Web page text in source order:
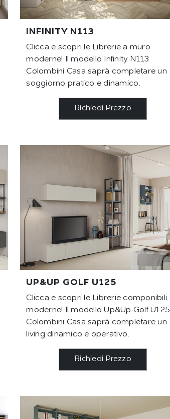
INFINITY N113
Clicca e scopri le Librerie a muro
moderne! Il modello Infinity N113
Colombini Casa saprà completare un
soggiorno pratico e dinamico.
Richiedi Prezzo
UP&UP GOLF U125
Clicca e scopri le Librerie componibili
moderne! Il modello Up&Up Golf U125
Colombini Casa saprà completare un
living dinamico e operativo.
Richiedi Prezzo